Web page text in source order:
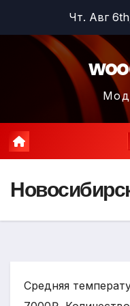
содержимому
Чт. Авг
Средняя